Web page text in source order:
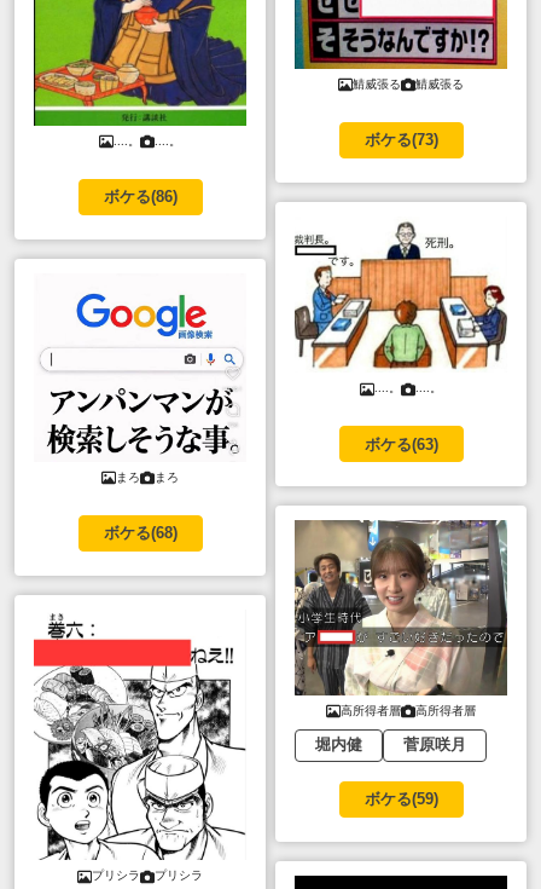
ボケる(86)
まろ まろ
ボケる(68)
プリシラ プリシラ
鯖威張る 鯖威張る
ボケる(73)
....。 ....。
ボケる(63)
高所得者層 高所得者層
堀内健 菅原咲月
ボケる(59)